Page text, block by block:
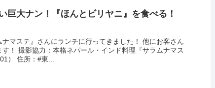
巨大ナン！『ほんとビリヤニ』を食べる！
マステ』さんにランチに行ってきました！ 他にお客さん
！ 撮影協力：本格ネパール・インド料理『サラムナマス
） 住所：#東...